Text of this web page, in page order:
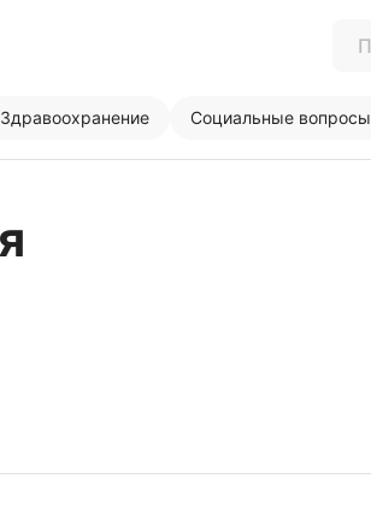
Здравоохранение Социальные вопросы